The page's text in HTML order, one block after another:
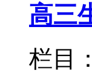
高三
栏目：